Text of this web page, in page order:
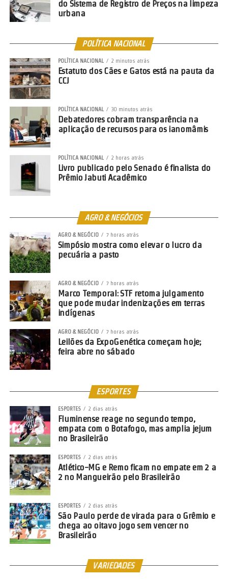
do Sistema de Registro de Preços na limpeza
urbana
POLÍTICA NACIONAL
POLÍTICA NACIONAL 2 minutos atrás
Estatuto dos Cães e Gatos está na pauta da
CCJ
POLÍTICA NACIONAL 30 minutos atrás
Debatedores cobram transparência na
aplicação de recursos para os ianomâmis
POLÍTICA NACIONAL 2 horas atrás
Livro publicado pelo Senado é finalista do
Prêmio Jabuti Acadêmico
AGRO & NEGÓCIOS
AGRO & NEGÓCIO 7 horas atrás
Simpósio mostra como elevar o lucro da
pecuária a pasto
AGRO & NEGÓCIO 7 horas atrás
Marco Temporal: STF retoma julgamento
que pode mudar indenizações em terras
indígenas
AGRO & NEGÓCIO 7 horas atrás
Leilões da ExpoGenética começam hoje;
feira abre no sábado
ESPORTES
ESPORTES 2 dias atrás
Fluminense reage no segundo tempo,
empata com o Botafogo, mas amplia jejum
no Brasileirão
ESPORTES 2 dias atrás
Atlético-MG e Remo ficam no empate em 2 a
2 no Mangueirão pelo Brasileirão
ESPORTES 2 dias atrás
São Paulo perde de virada para o Grêmio e
chega ao oitavo jogo sem vencer no
Brasileirão
VARIEDADES